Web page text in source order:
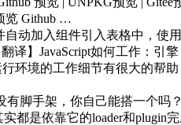
览 Github …
动加入组件引入表格中，使
翻译】JavaScript如何工作：
行环境的工作细节有很大的帮
有脚手架，你自己能搭一个
都是依靠它的loader和plugin